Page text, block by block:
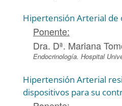
Hipertensión Arterial de
Ponente:
Dra. Dª. Mariana
Endocrinología. Hospital
Hipertensión Arterial
dispositivos para su